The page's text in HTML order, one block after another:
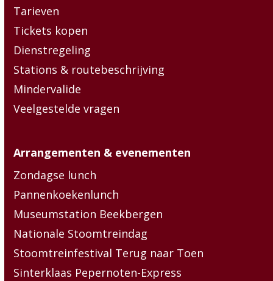
Tarieven
Tickets kopen
Dienstregeling
Stations & routebeschrijving
Mindervalide
Veelgestelde vragen
Arrangementen & evenementen
Zondagse lunch
Pannenkoekenlunch
Museumstation Beekbergen
Nationale Stoomtreindag
Stoomtreinfestival Terug naar Toen
Sinterklaas Pepernoten-Express